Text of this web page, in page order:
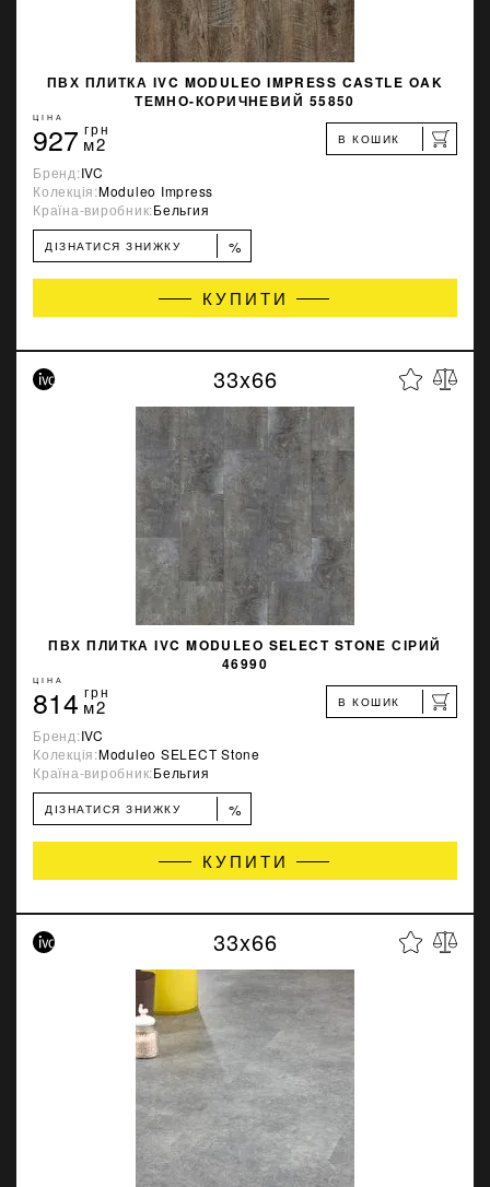
ПВХ ПЛИТКА IVC MODULEO IMPRESS CASTLE OAK
ТЕМНО-КОРИЧНЕВИЙ 55850
ЦІНА
927 грн
м2 В КОШИК
Бренд:IVC
Колекція:Moduleo Impress
Країна-виробник:Бельгия
ДІЗНАТИСЯ ЗНИЖКУ %
КУПИТИ
33x66
ПВХ ПЛИТКА IVC MODULEO SELECT STONE СІРИЙ
46990
ЦІНА
814 грн
м2 В КОШИК
Бренд:IVC
Колекція:Moduleo SELECT Stone
Країна-виробник:Бельгия
ДІЗНАТИСЯ ЗНИЖКУ %
КУПИТИ
33x66